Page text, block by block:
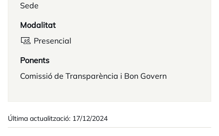
Sede
Modalitat
Presencial
Ponents
Comissió de Transparència i Bon Govern
Última actualització: 17/12/2024